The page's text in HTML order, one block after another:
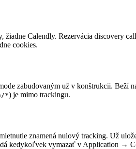
Calendly. Rezervácia discovery
cookies.
zabudovaným už v konštrukcii. Beží
*) je mimo trackingu.
znamená nulový tracking. Už
dá kedykoľvek vymazať v Application →